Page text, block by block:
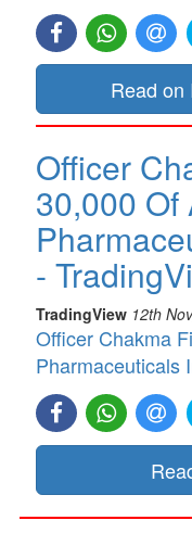
Read on
Officer
30,000 Of
-
TradingView 12th
Officer Chakma
Pharmaceuticals